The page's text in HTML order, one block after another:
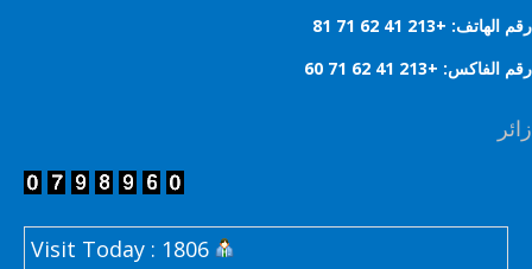
+213 41 62 71 81
+213 41 62 71 60
Visit Today : 1806